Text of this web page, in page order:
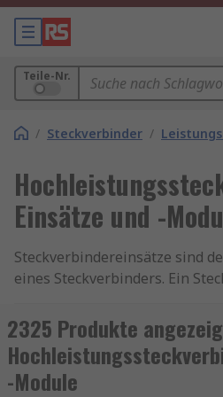
Teile-Nr.
/ Steckverbinder /
Einsätze und -
Steckverbindereinsätze sind
eines Steckverbinders. Ein
Kontakten und einem
befindet sich in der Mitte eines
und hält die Kontakte im
2325 Produkte
-Module